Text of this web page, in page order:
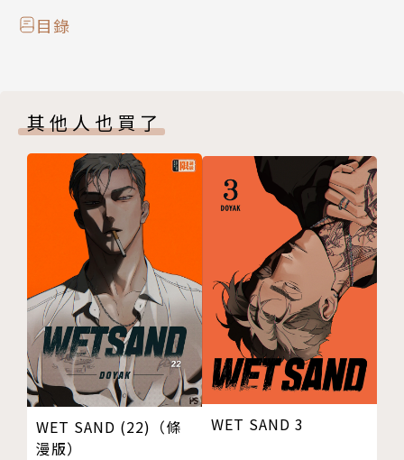
目錄
其他人也買了
WET SAND (22)（條
漫版）
WET SAND 3